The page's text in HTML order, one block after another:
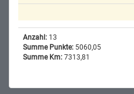
Anzahl: 13
Summe Punkte: 5060,05
Summe Km: 7313,81